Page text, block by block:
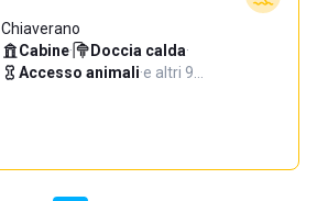
Chiaverano
Cabine· Doccia calda·
Accesso animali·e altri 9…